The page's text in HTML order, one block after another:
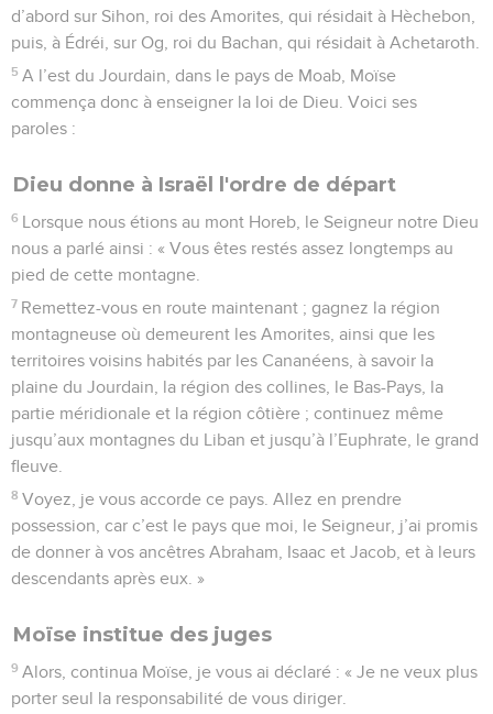
d’abord sur Sihon, roi des Amorites, qui résidait à Hèchebon,
puis, à Édréi, sur Og, roi du Bachan, qui résidait à Achetaroth.
5 A l’est du Jourdain, dans le pays de Moab, Moïse
commença donc à enseigner la loi de Dieu. Voici ses
paroles :
Dieu donne à Israël l'ordre de départ
6 Lorsque nous étions au mont Horeb, le Seigneur notre Dieu
nous a parlé ainsi : « Vous êtes restés assez longtemps au
pied de cette montagne.
7 Remettez-vous en route maintenant ; gagnez la région
montagneuse où demeurent les Amorites, ainsi que les
territoires voisins habités par les Cananéens, à savoir la
plaine du Jourdain, la région des collines, le Bas-Pays, la
partie méridionale et la région côtière ; continuez même
jusqu’aux montagnes du Liban et jusqu’à l’Euphrate, le grand
fleuve.
8 Voyez, je vous accorde ce pays. Allez en prendre
possession, car c’est le pays que moi, le Seigneur, j’ai promis
de donner à vos ancêtres Abraham, Isaac et Jacob, et à leurs
descendants après eux. »
Moïse institue des juges
9 Alors, continua Moïse, je vous ai déclaré : « Je ne veux plus
porter seul la responsabilité de vous diriger.